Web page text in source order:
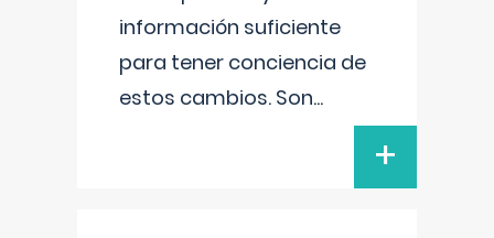
información suficiente
para tener conciencia de
estos cambios. Son...
+